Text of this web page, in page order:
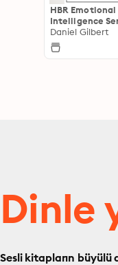
HBR Emotional
Intelligence
Daniel Gilbert
Dinle
Sesli kitapların büyülü